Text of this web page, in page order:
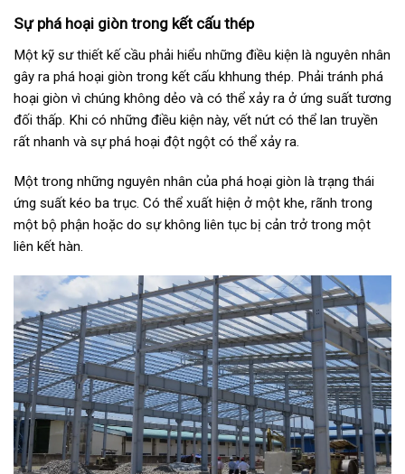
Sự phá hoại giòn trong kết cấu thép
Một kỹ sư thiết kế cầu phải hiểu những điều kiện là nguyên nhân
gây ra phá hoại giòn trong kết cấu khhung thép. Phải tránh phá
hoại giòn vì chúng không dẻo và có thể xảy ra ở ứng suất tương
đối thấp. Khi có những điều kiện này, vết nứt có thể lan truyền
rất nhanh và sự phá hoại đột ngột có thể xảy ra.
Một trong những nguyên nhân của phá hoại giòn là trạng thái
ứng suất kéo ba trục. Có thể xuất hiện ở một khe, rãnh trong
một bộ phận hoặc do sự không liên tục bị cản trở trong một
liên kết hàn.